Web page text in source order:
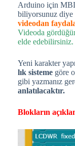
Arduino için
biliyorsunuz diye
videodan
Videoda
elde edebilirsiniz.
Yeni karakter
lık sisteme göre
gibi yazmanız
anlatılacaktır.
Blokların